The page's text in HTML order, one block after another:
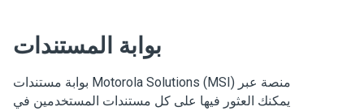
بوابة المستندات
بوابة مستندات Motorola Solutions ‏(MSI) هي منصة عبر
يمكنك العثور فيها على كل مستندات المستخدمين في